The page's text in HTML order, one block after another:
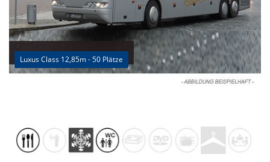
Luxus Class 12,85m - 50 Plätze